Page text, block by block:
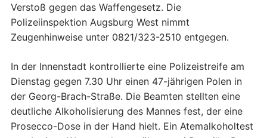
Verstoß gegen das Waffengesetz. Die
Polizeiinspektion Augsburg West nimmt
Zeugenhinweise unter 0821/323-2510 entgegen.
In der Innenstadt kontrollierte eine Polizeistreife am
Dienstag gegen 7.30 Uhr einen 47-jährigen Polen in
der Georg-Brach-Straße. Die Beamten stellten eine
deutliche Alkoholisierung des Mannes fest, der eine
Prosecco-Dose in der Hand hielt. Ein Atemalkoholtest